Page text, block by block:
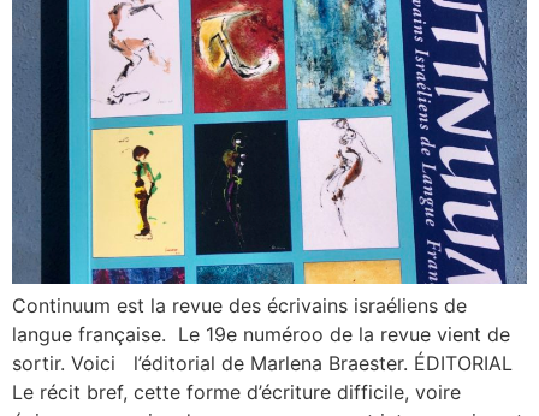
Continuum est la revue des écrivains israéliens de
langue française. Le 19e numéroo de la revue vient de
sortir. Voici l’éditorial de Marlena Braester. ÉDITORIAL
Le récit bref, cette forme d’écriture difficile, voire